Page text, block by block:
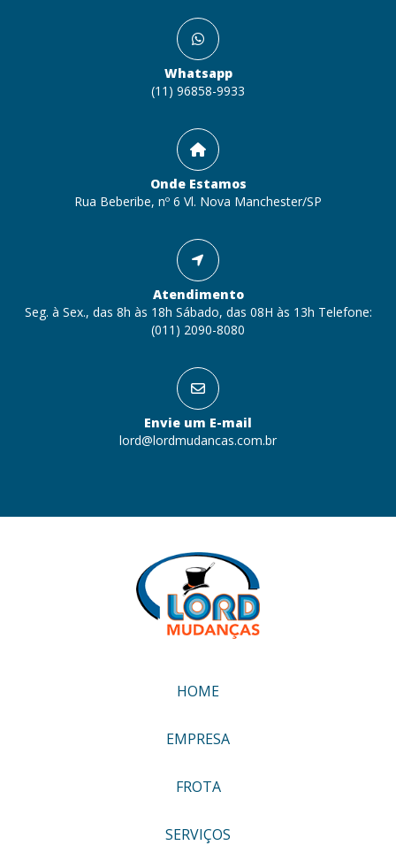
Whatsapp
(11) 96858-9933
Onde Estamos
Rua Beberibe, nº 6 Vl. Nova Manchester/SP
Atendimento
Seg. à Sex., das 8h às 18h Sábado, das 08H às 13h Telefone:
(011) 2090-8080
Envie um E-mail
lord@lordmudancas.com.br
HOME
EMPRESA
FROTA
SERVIÇOS